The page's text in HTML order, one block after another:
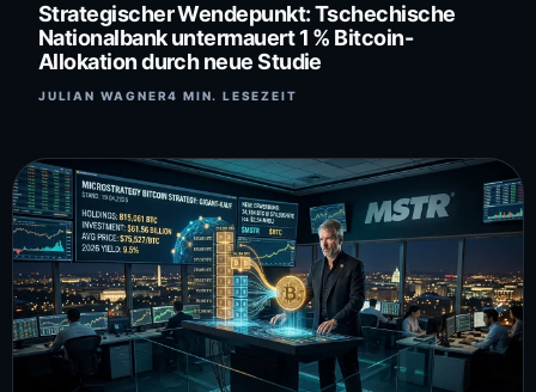
Strategischer Wendepunkt: Tschechische
Nationalbank untermauert 1 % Bitcoin-
Allokation durch neue Studie
JULIAN WAGNER4 MIN. LESEZEIT